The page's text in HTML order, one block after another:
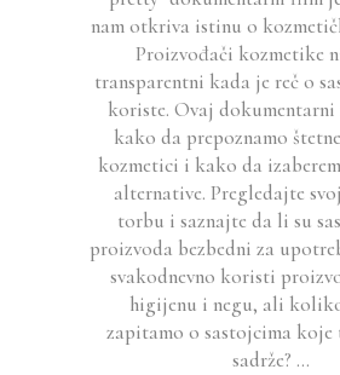
nam otkriva istinu o
Proizvođači kozmetike
transparentni kada je reč o
koriste. Ovaj dokumentarni
kako da prepoznamo
kozmetici i kako da
alternative. Pregledajte
torbu i saznajte da li su
proizvoda bezbedni za
svakodnevno koristi
higijenu i negu, ali
zapitamo o sastojcima
sadrže?